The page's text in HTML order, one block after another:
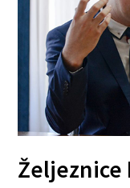
Željeznice